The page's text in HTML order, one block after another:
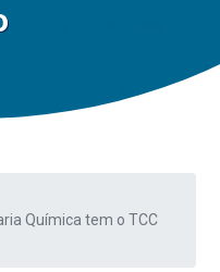
Química tem o TCC